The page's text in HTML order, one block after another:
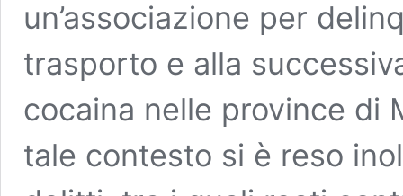
un’associazione per
trasporto e alla
cocaina nelle province di
tale contesto si è reso